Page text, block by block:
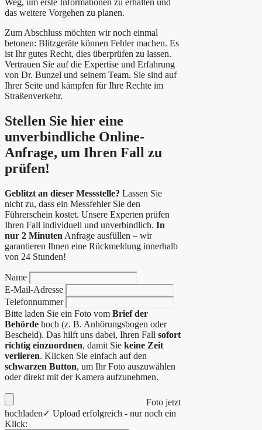
Weg, um erste Informationen zu erhalten und
das weitere Vorgehen zu planen.
Zum Abschluss möchten wir noch einmal
betonen: Blitzgeräte können Fehler machen. Es
ist Ihr gutes Recht, dies überprüfen zu lassen.
Vertrauen Sie auf die Expertise und Erfahrung
von Dr. Bunzel und seinem Team. Sie sind auf
Ihrer Seite und kämpfen für Ihre Rechte im
Straßenverkehr.
Stellen Sie hier eine
unverbindliche Online-
Anfrage, um Ihren Fall zu
prüfen!
Geblitzt an dieser Messstelle? Lassen Sie
nicht zu, dass ein Messfehler Sie den
Führerschein kostet. Unsere Experten prüfen
Ihren Fall individuell und unverbindlich. In
nur 2 Minuten Anfrage ausfüllen – wir
garantieren Ihnen eine Rückmeldung innerhalb
von 24 Stunden!
Name
E-Mail-Adresse
Telefonnummer
Bitte laden Sie ein Foto vom Brief der
Behörde hoch (z. B. Anhörungsbogen oder
Bescheid). Das hilft uns dabei, Ihren Fall sofort
richtig einzuordnen, damit Sie keine Zeit
verlieren. Klicken Sie einfach auf den
schwarzen Button, um Ihr Foto auszuwählen
oder direkt mit der Kamera aufzunehmen.
Foto jetzt
hochladen✓ Upload erfolgreich - nur noch ein
Klick: